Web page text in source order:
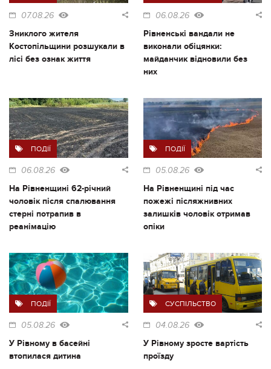
07.08.26
Зниклого жителя
Костопільщини розшукали в
лісі без ознак життя
06.08.26
Рівненські вандали не
виконали обіцянки:
майданчик відновили без
них
ПОДІЇ
06.08.26
На Рівненщині 62-річний
чоловік після спалювання
стерні потрапив в
реанімацію
ПОДІЇ
05.08.26
На Рівненщині під час
пожежі післяжнивних
залишків чоловік отримав
опіки
ПОДІЇ
05.08.26
У Рівному в басейні
втопилася дитина
СУСПІЛЬСТВО
04.08.26
У Рівному зросте вартість
проїзду